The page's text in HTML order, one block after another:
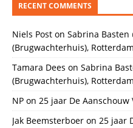
RECENT COMMENTS
Niels Post on Sabrina Basten
(Brugwachterhuis), Rotterdam
Tamara Dees on Sabrina
(Brugwachterhuis), Rotterdam
NP on 25 jaar De Aanschouw
Jak Beemsterboer on 25 jaar